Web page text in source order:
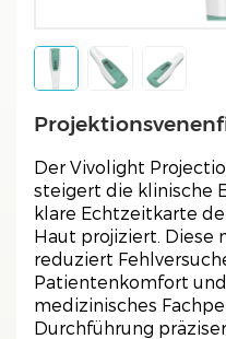
Der Vivolight
steigert die klinische
klare Echtzeitkarte
Haut projiziert. Diese
reduziert
Patientenkomfort
medizinisches
Durchführung